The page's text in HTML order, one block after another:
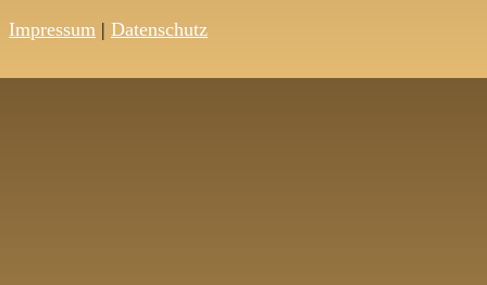
Impressum | Datenschutz